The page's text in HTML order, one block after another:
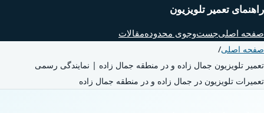
راهنمای تعمیر تلویزیون
صفحه اصلیجست‌وجوی محدودهمقالات
صفحه اصلی/
تعمیر تلویزیون جمال زاده و در منطقه جمال زاده | نمایندگی رسمی
تعمیرات تلویزیون در جمال زاده و در منطقه جمال زاده